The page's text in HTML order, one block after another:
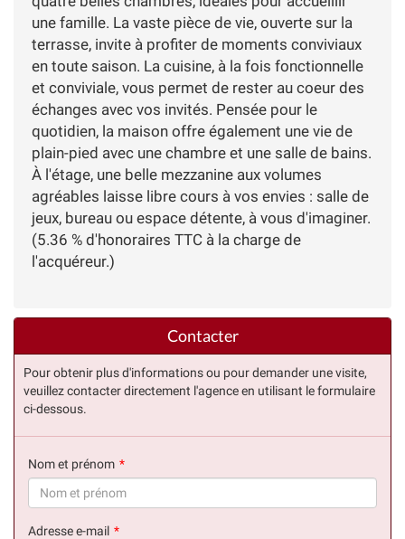
une famille. La vaste pièce de vie, ouverte sur la
terrasse, invite à profiter de moments conviviaux
en toute saison. La cuisine, à la fois fonctionnelle
et conviviale, vous permet de rester au coeur des
échanges avec vos invités. Pensée pour le
quotidien, la maison offre également une vie de
plain-pied avec une chambre et une salle de bains.
À l'étage, une belle mezzanine aux volumes
agréables laisse libre cours à vos envies : salle de
jeux, bureau ou espace détente, à vous d'imaginer.
(5.36 % d'honoraires TTC à la charge de
l'acquéreur.)
Contacter
Pour obtenir plus d'informations ou pour demander une visite,
veuillez contacter directement l'agence en utilisant le formulaire
ci-dessous.
Nom et prénom
Adresse e-mail